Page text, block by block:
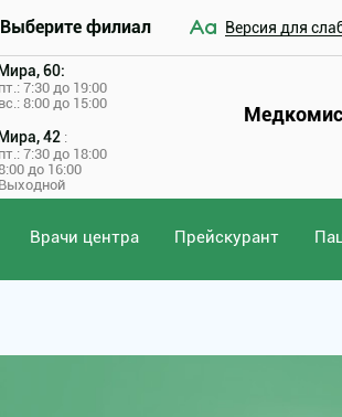
Выберите филиал Версия для
60:
7:30 до 19:00
8:00 до 15:00
42 :
7:30 до 18:00
до 16:00
Врачи центра Прейскурант